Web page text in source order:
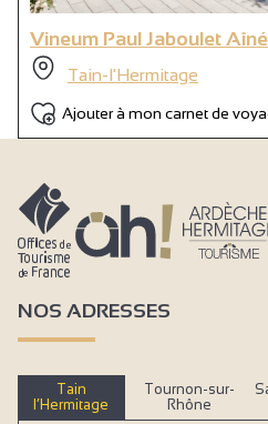
Vineum Paul Jaboulet Aîné
Tain-l'Hermitage
Ajouter à mon carnet de
NOS ADRESSES
Tain
l’Hermitage
Tournon-sur-
Rhône